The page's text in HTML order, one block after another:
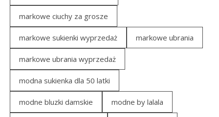
markowe ciuchy za grosze
markowe sukienki wyprzedaż markowe ubrania
markowe ubrania wyprzedaż
modna sukienka dla 50 latki
modne bluzki damskie modne by lalala